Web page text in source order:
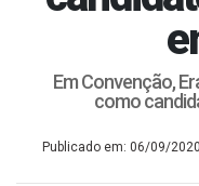
Em Convenção,
como
Publicado em: 06/09/